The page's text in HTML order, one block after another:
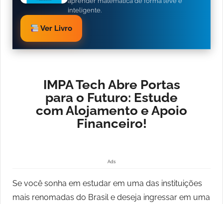
inteligente.
Ver Livro
IMPA Tech Abre Portas
para o Futuro: Estude
com Alojamento e Apoio
Financeiro!
Ads
Se você sonha em estudar em uma das instituições
mais renomadas do Brasil e deseja ingressar em uma